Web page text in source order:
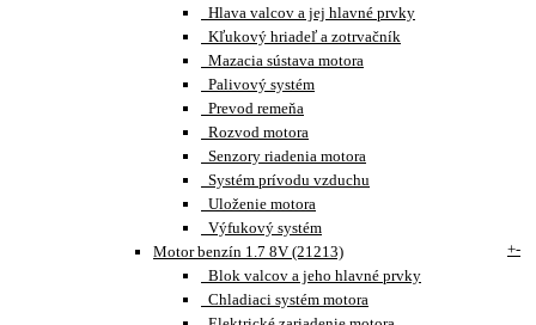
Hlava valcov a jej hlavné prvky
Kľukový hriadeľ a zotrvačník
Mazacia sústava motora
Palivový systém
Prevod remeňa
Rozvod motora
Senzory riadenia motora
Systém prívodu vzduchu
Uloženie motora
Výfukový systém
Motor benzín 1.7 8V (21213)
+-
Blok valcov a jeho hlavné prvky
Chladiaci systém motora